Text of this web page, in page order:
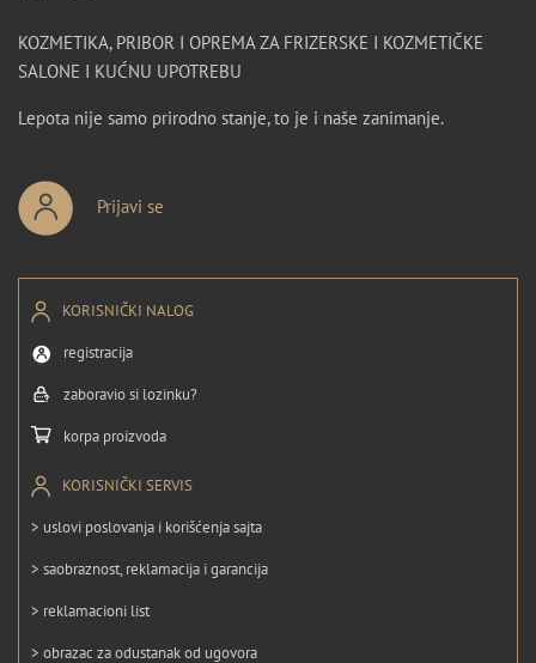
KOZMETIKA, PRIBOR I OPREMA ZA FRIZERSKE I KOZMETIČKE
SALONE I KUĆNU UPOTREBU
Lepota nije samo prirodno stanje, to je i naše zanimanje.
Prijavi se
KORISNIČKI NALOG
registracija
zaboravio si lozinku?
korpa proizvoda
KORISNIČKI SERVIS
> uslovi poslovanja i korišćenja sajta
> saobraznost, reklamacija i garancija
> reklamacioni list
> obrazac za odustanak od ugovora